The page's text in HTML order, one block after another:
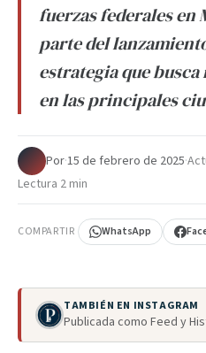
fuerzas federales en
parte del
estrategia que
en las principales
Por·15 de febrero de 2025·
Lectura 2 min
COMPARTIR WhatsApp
TAMBIÉN EN INSTAGRAM
Publicada como Feed y